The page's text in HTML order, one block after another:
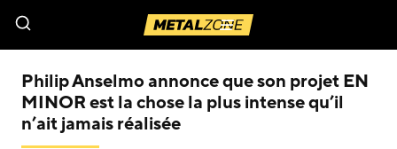
Menu
Philip Anselmo annonce que son projet EN
MINOR est la chose la plus intense qu’il
n’ait jamais réalisée